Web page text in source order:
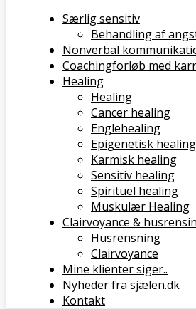
Særlig sensitiv
Behandling af
Nonverbal
Coachingforløb med
Healing
Healing
Cancer healing
Englehealing
Epigenetisk healing
Karmisk healing
Sensitiv healing
Spirituel healing
Muskulær Healing
Clairvoyance &
Husrensning
Clairvoyance
Mine klienter siger..
Nyheder fra sjælen.dk
Kontakt